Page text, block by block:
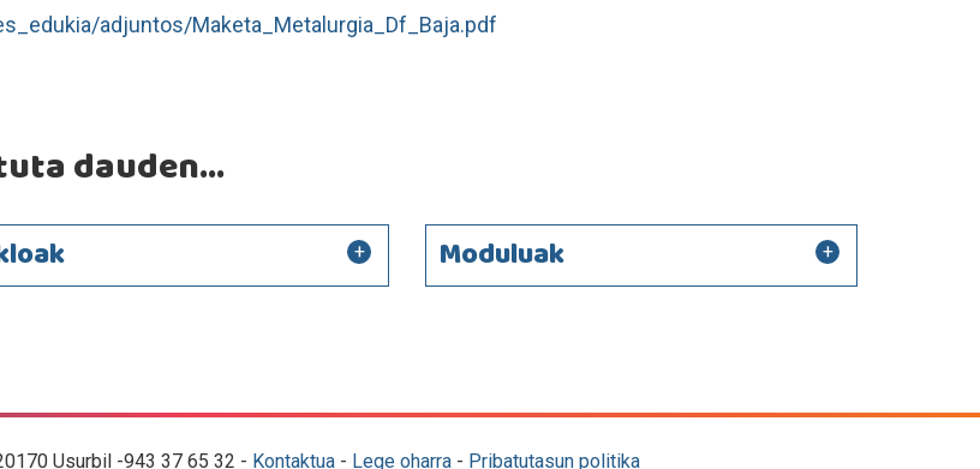
adjuntos/Maketa_Metalurgia_Df_Baja.pdf
dauden...
Moduluak
Usurbil -943 37 65 32 - Kontaktua- Lege oharra- Pribatutasun politika